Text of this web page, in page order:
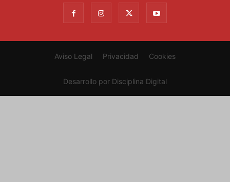
Aviso Legal Privacidad Cookies
Desarrollo por Disciplina Digital